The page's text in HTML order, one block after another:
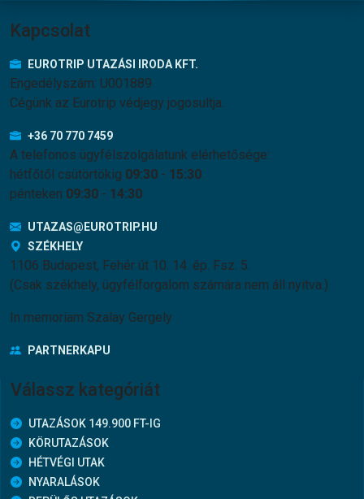
Kapcsolat
EUROTRIP UTAZÁSI IRODA KFT.
Engedélyszám: U001889
Cégünk az Eurotrip védjegy jogosultja.
+36 70 770 7459
A telefonos ügyfélszolgálatunk elérhetősége:
hétfőtől csütörtökig 09:30 - 15:30
pénteken 09:30 - 14:30
UTAZAS@EUROTRIP.HU
SZÉKHELY
1106 Budapest, Fehér út 10. 14. ép. Fsz. 5.
(Csak székhely, ügyfélforgalom számára nem áll nyitva.)
In memoriam Szalay Gergely
PARTNERKAPU
Válassz kategóriát
UTAZÁSOK 149.900 FT-IG
KÖRUTAZÁSOK
HÉTVÉGI UTAK
NYARALÁSOK